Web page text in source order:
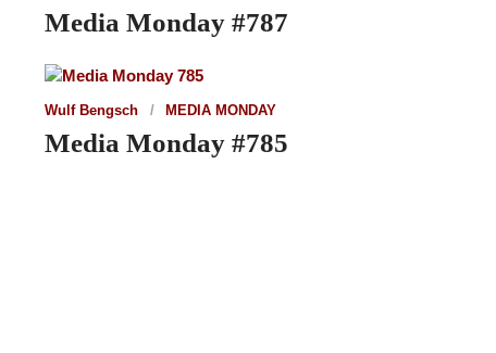
Media Monday #787
Wulf Bengsch MEDIA MONDAY
Media Monday #785